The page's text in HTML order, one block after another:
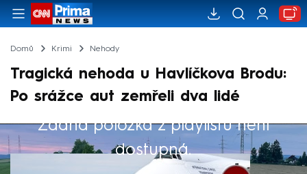
Domů Krimi Nehody
Tragická nehoda u Havlíčkova Brodu:
Po srážce aut zemřeli dva lidé
Žádná položka z playlistu není
dostupná.
Výběr redakce